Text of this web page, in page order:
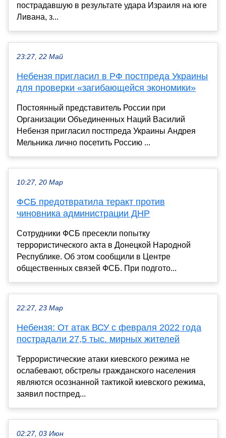
пострадавшую в результате удара Израиля на юге
Ливана, з...
23:27, 22 Май
Небензя пригласил в РФ постпреда Украины
для проверки «загибающейся экономики»
Постоянный представитель России при
Организации Объединенных Наций Василий
Небензя пригласил постпреда Украины Андрея
Мельника лично посетить Россию ...
10:27, 20 Мар
ФСБ предотвратила теракт против
чиновника администрации ДНР
Сотрудники ФСБ пресекли попытку
террористического акта в Донецкой Народной
Республике. Об этом сообщили в Центре
общественных связей ФСБ. При подгото...
22:27, 23 Мар
Небензя: От атак ВСУ с февраля 2022 года
пострадали 27,5 тыс. мирных жителей
Террористические атаки киевского режима не
ослабевают, обстрелы гражданского населения
являются осознанной тактикой киевского режима,
заявил постпред...
02:27, 03 Июн